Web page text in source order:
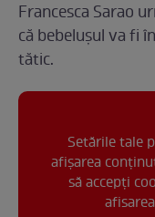
Francesca Sarao
că bebelușul va fi
tătic.
Setările tale
afișarea
să accepți